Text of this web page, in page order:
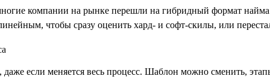
компании на рынке перешли на гибридный формат найма
чтобы сразу оценить хард- и софт-скилы, или
если меняется весь процесс. Шаблон можно сменить,